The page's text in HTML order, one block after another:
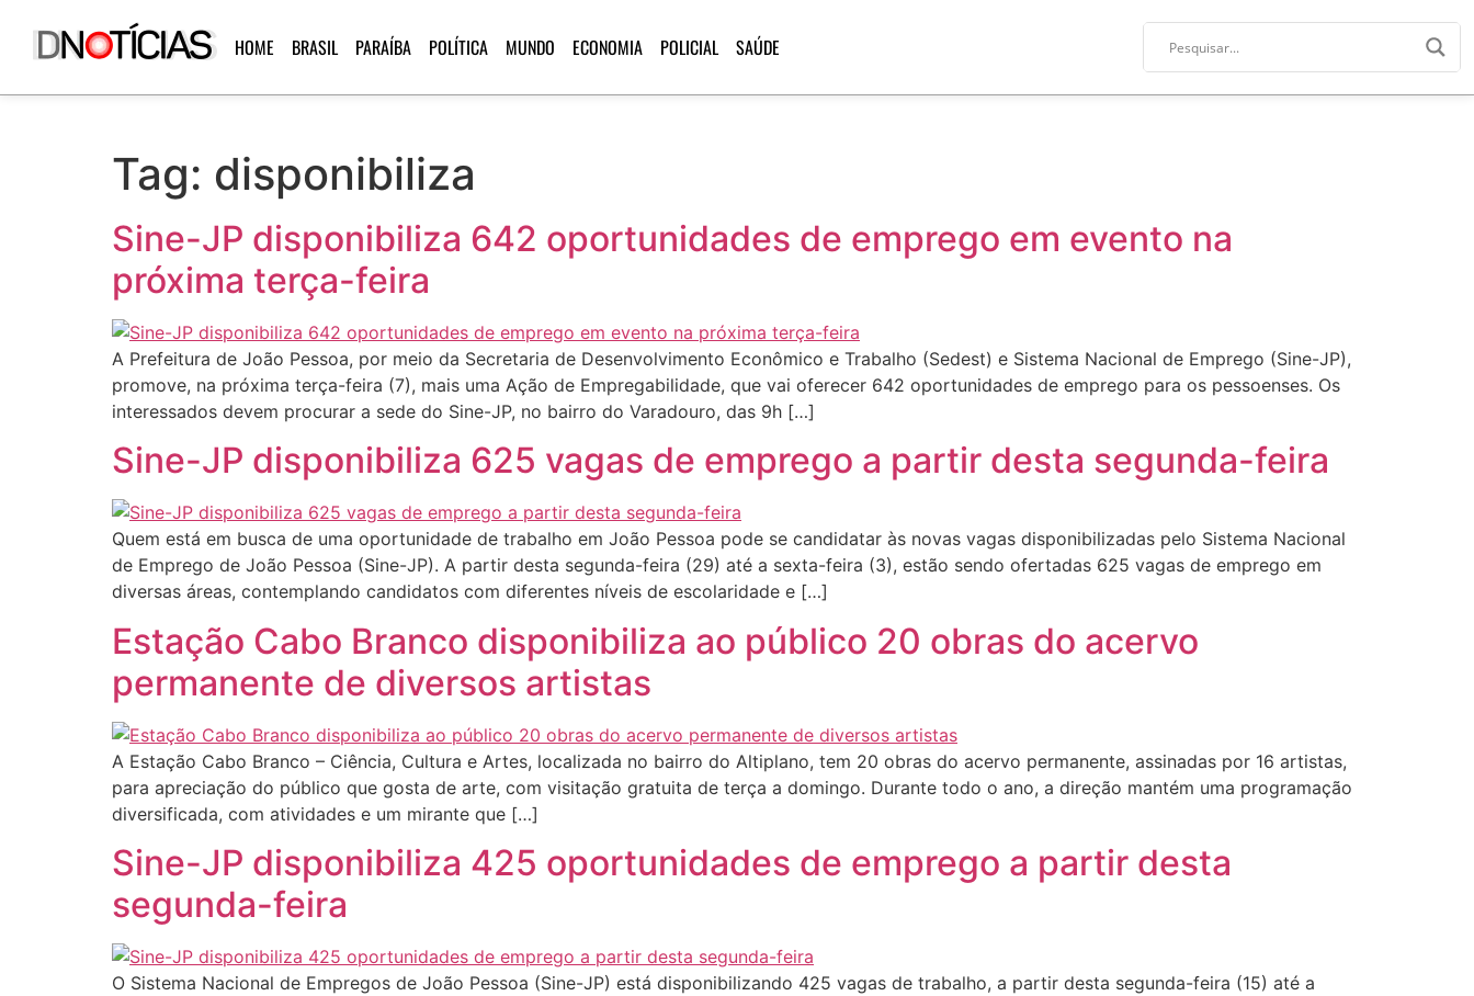
HOME BRASIL PARAÍBA POLÍTICA MUNDO ECONOMIA POLICIAL SAÚDE
Tag: disponibiliza
Sine-JP disponibiliza 642 oportunidades de emprego em evento na
próxima terça-feira
A Prefeitura de João Pessoa, por meio da Secretaria de Desenvolvimento Econômico e Trabalho (Sedest) e Sistema Nacional de Emprego (Sine-JP),
promove, na próxima terça-feira (7), mais uma Ação de Empregabilidade, que vai oferecer 642 oportunidades de emprego para os pessoenses. Os
interessados devem procurar a sede do Sine-JP, no bairro do Varadouro, das 9h […]
Sine-JP disponibiliza 625 vagas de emprego a partir desta segunda-feira
Quem está em busca de uma oportunidade de trabalho em João Pessoa pode se candidatar às novas vagas disponibilizadas pelo Sistema Nacional
de Emprego de João Pessoa (Sine-JP). A partir desta segunda-feira (29) até a sexta-feira (3), estão sendo ofertadas 625 vagas de emprego em
diversas áreas, contemplando candidatos com diferentes níveis de escolaridade e […]
Estação Cabo Branco disponibiliza ao público 20 obras do acervo
permanente de diversos artistas
A Estação Cabo Branco – Ciência, Cultura e Artes, localizada no bairro do Altiplano, tem 20 obras do acervo permanente, assinadas por 16 artistas,
para apreciação do público que gosta de arte, com visitação gratuita de terça a domingo. Durante todo o ano, a direção mantém uma programação
diversificada, com atividades e um mirante que […]
Sine-JP disponibiliza 425 oportunidades de emprego a partir desta
segunda-feira
O Sistema Nacional de Empregos de João Pessoa (Sine-JP) está disponibilizando 425 vagas de trabalho, a partir desta segunda-feira (15) até a